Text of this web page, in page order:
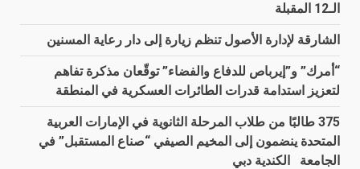
الـ12 المقبلة
الشارقة لإدارة الأصول تنظم زيارة إلى دار رعاية المسنين
“أمرك” و”إيرباص للدفاع والفضاء” توقّعان مذكرة تفاهم
لتعزيز استدامة قدرات الطائرات العسكرية في المنطقة
375 طالبًا من طلاب المرحلة الثانوية في الإمارات العربية
المتحدة ينضمون إلى المخيم الصيفي “صناع المستقبل” في
الجامعة الكندية دبي